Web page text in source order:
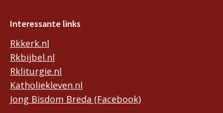
Interessante links
Rkkerk.nl
Rkbijbel.nl
Rkliturgie.nl
Katholiekleven.nl
Jong Bisdom Breda (Facebook)